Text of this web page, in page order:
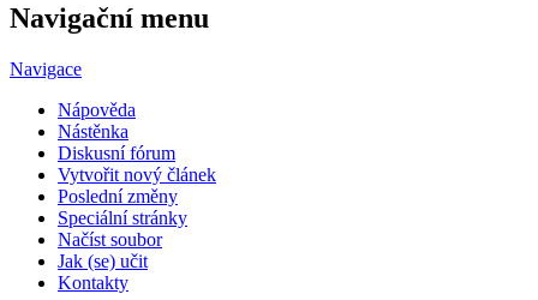
Navigační menu
Navigace
Nápověda
Nástěnka
Diskusní fórum
Vytvořit nový článek
Poslední změny
Speciální stránky
Načíst soubor
Jak (se) učit
Kontakty